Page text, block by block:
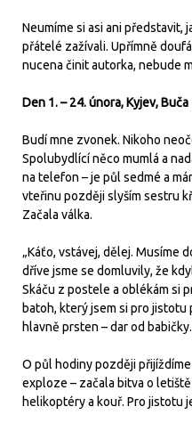
Neumíme si asi ani představit,
přátelé zažívali. Upřímně
nucena činit autorka, nebude
Den 1. – 24. února, Kyjev, Buča
Budí mne zvonek. Nikoho
Spolubydlící něco mumlá a
na telefon – je půl sedmé a
vteřinu později slyším sestru
Začala válka.
„Káťo, vstávej, dělej. Musíme
dříve jsme se domluvily, že
Skáču z postele a oblékám si
batoh, který jsem si pro jistotu
hlavně prsten – dar od babičky.
O půl hodiny později
exploze – začala bitva o
helikoptéry a kouř. Pro jistotu